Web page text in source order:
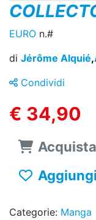
EURO n.#
di Jérôme Alquié,
Condividi
€ 34,90
Categorie: Manga